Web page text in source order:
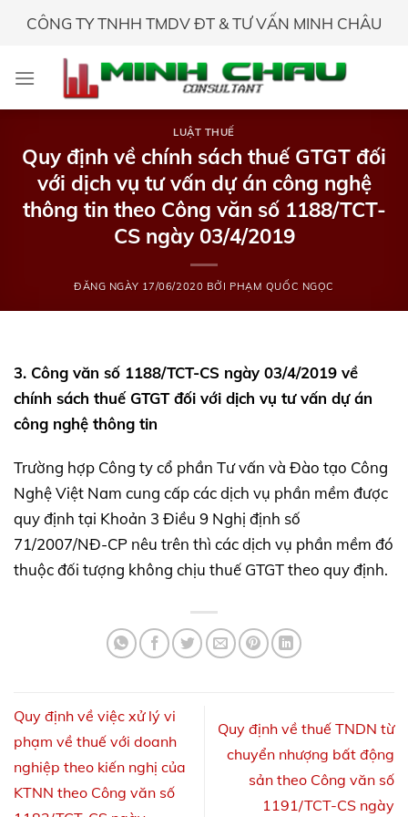
CÔNG TY TNHH TMDV ĐT & TƯ VẤN MINH CHÂU
LUẬT THUẾ
Quy định về chính sách thuế GTGT đối
với dịch vụ tư vấn dự án công nghệ
thông tin theo Công văn số 1188/TCT-
CS ngày 03/4/2019
ĐĂNG NGÀY 17/06/2020 BỞI PHẠM QUỐC NGỌC
3. Công văn số 1188/TCT-CS ngày 03/4/2019 về
chính sách thuế GTGT đối với dịch vụ tư vấn dự án
công nghệ thông tin
Trường hợp Công ty cổ phần Tư vấn và Đào tạo Công
Nghệ Việt Nam cung cấp các dịch vụ phần mềm được
quy định tại Khoản 3 Điều 9 Nghị định số
71/2007/NĐ-CP nêu trên thì các dịch vụ phần mềm đó
thuộc đối tượng không chịu thuế GTGT theo quy định.
Quy định về việc xử lý vi
phạm về thuế với doanh
nghiệp theo kiến nghị của
KTNN theo Công văn số
Quy định về thuế TNDN từ
chuyển nhượng bất động
sản theo Công văn số
1191/TCT-CS ngày